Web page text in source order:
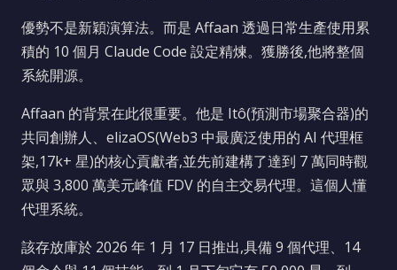
優勢不是新穎演算法。而是 Affaan 透過日常生產使用累
積的 10 個月 Claude Code 設定精煉。獲勝後,他將整個
系統開源。
Affaan 的背景在此很重要。他是 Itô(預測市場聚合器)的
共同創辦人、elizaOS(Web3 中最廣泛使用的 AI 代理框
架,17k+ 星)的核心貢獻者,並先前建構了達到 7 萬同時觀
眾與 3,800 萬美元峰值 FDV 的自主交易代理。這個人懂
代理系統。
該存放庫於 2026 年 1 月 17 日推出,具備 9 個代理、14